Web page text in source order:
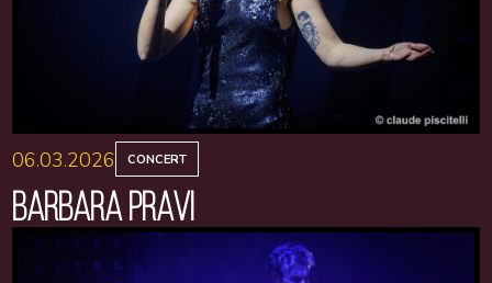
06.03.2026 CONCERT
BARBARA PRAVI